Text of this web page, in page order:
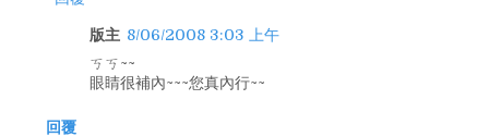
版主 8/06/2008 3:03 上午
ㄎㄎ~~
眼睛很補內~~~您真內行~~
回覆